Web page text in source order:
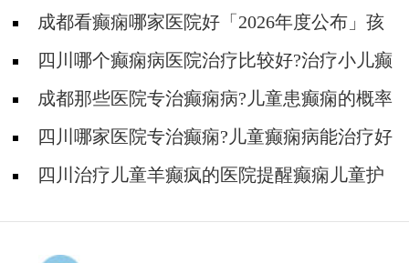
成都看癫痫哪家医院好「2026年度公布」孩
子高烧不退当心变成癫痫!
四川哪个癫痫病医院治疗比较好?治疗小儿癫
痫病的方法有哪些?
成都那些医院专治癫痫病?儿童患癫痫的概率
为什么越来越高?
四川哪家医院专治癫痫?儿童癫痫病能治疗好
吗? 四川治疗儿童羊癫疯的医院提醒癫痫儿童护